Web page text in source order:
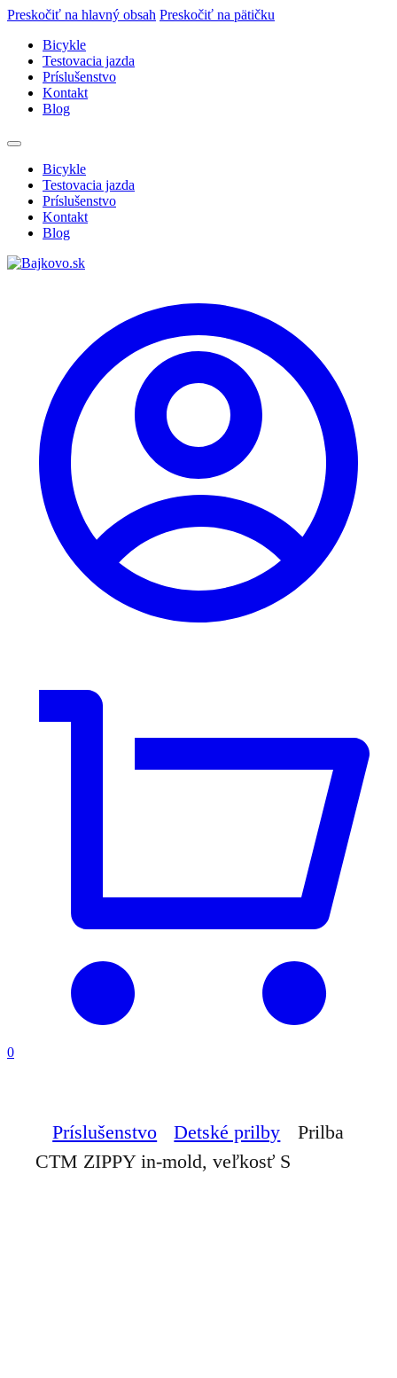
Preskočiť na hlavný obsah Preskočiť na pätičku
Bicykle
Testovacia jazda
Príslušenstvo
Kontakt
Blog
Bicykle
Testovacia jazda
Príslušenstvo
Kontakt
Blog
0
Príslušenstvo Detské prilby
Prilba
CTM ZIPPY in-mold, veľkosť S